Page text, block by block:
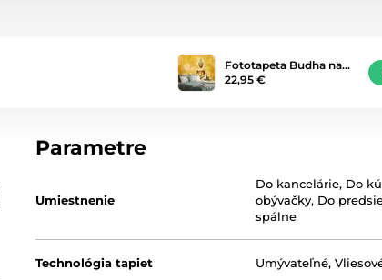
Fototapeta Budha na…
22,95 €
Parametre
Umiestnenie
Do kancelárie, Do
obývačky, Do
spálne
Technológia tapiet Umývateľné,